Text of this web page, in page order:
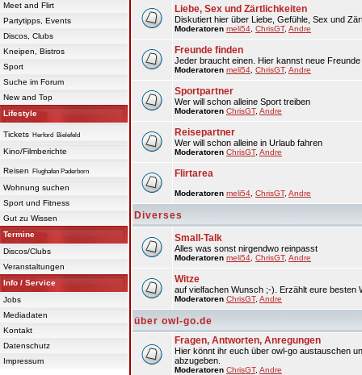
Meet and Flirt
Partytipps, Events
Discos, Clubs
Kneipen, Bistros
Sport
Suche im Forum
New and Top
Lifestyle
Tickets Herford Bielefeld
Kino/Filmberichte
Reisen Flughafen Paderborn
Wohnung suchen
Sport und Fitness
Gut zu Wissen
Termine
Discos/Clubs
Veranstaltungen
Info / Service
Jobs
Mediadaten
Kontakt
Datenschutz
Impressum
Liebe, Sex und Zärtlichkeiten
Diskutiert hier über Liebe, Gefühle, Sex und
Moderatoren meli54 ChrisGT, Andre
Freunde finden
Jeder braucht einen. Hier kannst neue Freunde
Moderatoren meli54 ChrisGT, Andre
Sportpartner
Wer will schon alleine Sport treiben
Moderatoren ChrisGT, Andre
Reisepartner
Wer will schon alleine in Urlaub fahren
Moderatoren ChrisGT, Andre
Flirtarea
Moderatoren meli54 ChrisGT, Andre
Diverses
Small-Talk
Alles was sonst nirgendwo reinpasst
Moderatoren meli54 ChrisGT, Andre
Witze
auf vielfachen Wunsch ;-). Erzählt eure besten
Moderatoren ChrisGT, Andre
über owl-go.de
Fragen, Antworten, Anregungen
Hier könnt ihr euch über owl-go austauschen
abzugeben.
Moderatoren ChrisGT, Andre